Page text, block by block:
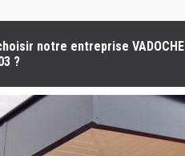
notre entreprise VADOCHE
?